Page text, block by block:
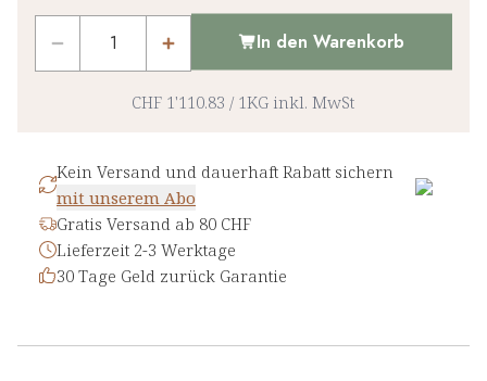
In den Warenkorb
CHF 1'110.83 / 1KG inkl. MwSt
Kein Versand und dauerhaft Rabatt sichern
mit unserem Abo
Gratis Versand ab 80 CHF
Lieferzeit 2-3 Werktage
30 Tage Geld zurück Garantie